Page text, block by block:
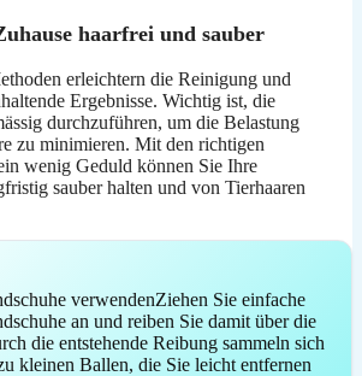
haarfrei und sauber
erleichtern die Reinigung und
Ergebnisse. Wichtig ist, die
durchzuführen, um die Belastung
zu minimieren. Mit den richtigen
wenig Geduld können Sie Ihre
sauber halten und von Tierhaaren
verwendenZiehen Sie einfache
an und reiben Sie damit über die
die entstehende Reibung sammeln sich
kleinen Ballen, die Sie leicht entfernen